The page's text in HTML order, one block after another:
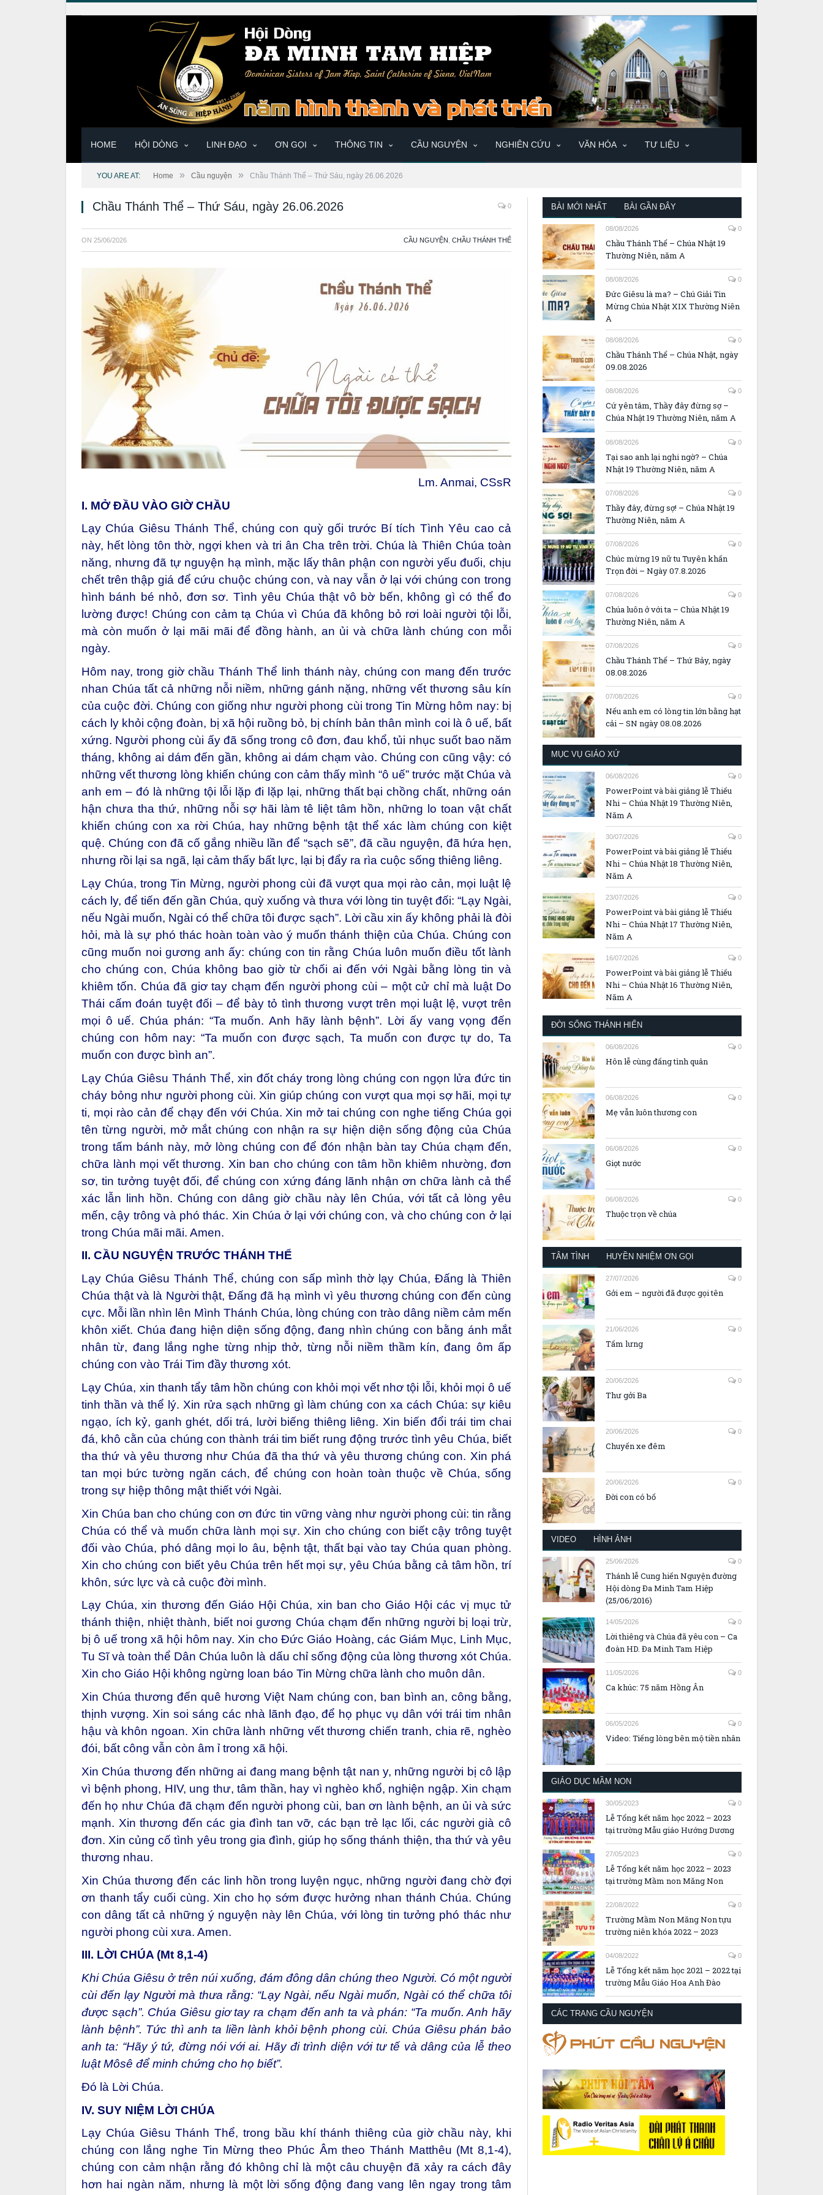
HOME HỘI DÒNG LINH ĐẠO ƠN GỌI THÔNG TIN CẦU NGUYỆN NGHIÊN CỨU VĂN HÓA TƯ LIỆU
YOU ARE AT: Home » Cầu nguyện » Chầu Thánh Thể – Thứ Sáu, ngày 26.06.2026
Chầu Thánh Thể – Thứ Sáu, ngày 26.06.2026 0
ON 25/06/2026 CẦU NGUYỆN CHẦU THÁNH THỂ
Lm. Anmai, CSsR
I. MỞ ĐẦU VÀO GIỜ CHẦU
Lạy Chúa Giêsu Thánh Thể, chúng con quỳ gối trước Bí tích Tình Yêu cao cả
này, hết lòng tôn thờ, ngợi khen và tri ân Cha trên trời. Chúa là Thiên Chúa toàn
năng, nhưng đã tự nguyện hạ mình, mặc lấy thân phận con người yếu đuối, chịu
chết trên thập giá để cứu chuộc chúng con, và nay vẫn ở lại với chúng con trong
hình bánh bé nhỏ, đơn sơ. Tình yêu Chúa thật vô bờ bến, không gì có thể đo
lường được! Chúng con cảm tạ Chúa vì Chúa đã không bỏ rơi loài người tội lỗi,
mà còn muốn ở lại mãi mãi để đồng hành, an ủi và chữa lành chúng con mỗi
ngày.
Hôm nay, trong giờ chầu Thánh Thể linh thánh này, chúng con mang đến trước
nhan Chúa tất cả những nỗi niềm, những gánh nặng, những vết thương sâu kín
của cuộc đời. Chúng con giống như người phong cùi trong Tin Mừng hôm nay: bị
cách ly khỏi cộng đoàn, bị xã hội ruồng bỏ, bị chính bản thân mình coi là ô uế, bất
xứng. Người phong cùi ấy đã sống trong cô đơn, đau khổ, tủi nhục suốt bao năm
tháng, không ai dám đến gần, không ai dám chạm vào. Chúng con cũng vậy: có
những vết thương lòng khiến chúng con cảm thấy mình “ô uế” trước mặt Chúa và
anh em – đó là những tội lỗi lặp đi lặp lại, những thất bại chồng chất, những oán
hận chưa tha thứ, những nỗi sợ hãi làm tê liệt tâm hồn, những lo toan vật chất
khiến chúng con xa rời Chúa, hay những bệnh tật thể xác làm chúng con kiệt
quệ. Chúng con đã cố gắng nhiều lần để “sạch sẽ”, đã cầu nguyện, đã hứa hẹn,
nhưng rồi lại sa ngã, lại cảm thấy bất lực, lại bị đẩy ra rìa cuộc sống thiêng liêng.
Lạy Chúa, trong Tin Mừng, người phong cùi đã vượt qua mọi rào cản, mọi luật lệ
cách ly, để tiến đến gần Chúa, quỳ xuống và thưa với lòng tin tuyệt đối: “Lạy Ngài,
nếu Ngài muốn, Ngài có thể chữa tôi được sạch”. Lời cầu xin ấy không phải là đòi
hỏi, mà là sự phó thác hoàn toàn vào ý muốn thánh thiện của Chúa. Chúng con
cũng muốn noi gương anh ấy: chúng con tin rằng Chúa luôn muốn điều tốt lành
cho chúng con, Chúa không bao giờ từ chối ai đến với Ngài bằng lòng tin và
khiêm tốn. Chúa đã giơ tay chạm đến người phong cùi – một cử chỉ mà luật Do
Thái cấm đoán tuyệt đối – để bày tỏ tình thương vượt trên mọi luật lệ, vượt trên
mọi ô uế. Chúa phán: “Ta muốn. Anh hãy lành bệnh”. Lời ấy vang vọng đến
chúng con hôm nay: “Ta muốn con được sạch, Ta muốn con được tự do, Ta
muốn con được bình an”.
Lạy Chúa Giêsu Thánh Thể, xin đốt cháy trong lòng chúng con ngọn lửa đức tin
cháy bỏng như người phong cùi. Xin giúp chúng con vượt qua mọi sợ hãi, mọi tự
ti, mọi rào cản để chạy đến với Chúa. Xin mở tai chúng con nghe tiếng Chúa gọi
tên từng người, mở mắt chúng con nhận ra sự hiện diện sống động của Chúa
trong tấm bánh này, mở lòng chúng con để đón nhận bàn tay Chúa chạm đến,
chữa lành mọi vết thương. Xin ban cho chúng con tâm hồn khiêm nhường, đơn
sơ, tin tưởng tuyệt đối, để chúng con xứng đáng lãnh nhận ơn chữa lành cả thể
xác lẫn linh hồn. Chúng con dâng giờ chầu này lên Chúa, với tất cả lòng yêu
mến, cậy trông và phó thác. Xin Chúa ở lại với chúng con, và cho chúng con ở lại
trong Chúa mãi mãi. Amen.
II. CẦU NGUYỆN TRƯỚC THÁNH THỂ
Lạy Chúa Giêsu Thánh Thể, chúng con sấp mình thờ lạy Chúa, Đấng là Thiên
Chúa thật và là Người thật, Đấng đã hạ mình vì yêu thương chúng con đến cùng
cực. Mỗi lần nhìn lên Mình Thánh Chúa, lòng chúng con trào dâng niềm cảm mến
khôn xiết. Chúa đang hiện diện sống động, đang nhìn chúng con bằng ánh mắt
nhân từ, đang lắng nghe từng nhịp thở, từng nỗi niềm thầm kín, đang ôm ấp
chúng con vào Trái Tim đầy thương xót.
Lạy Chúa, xin thanh tẩy tâm hồn chúng con khỏi mọi vết nhơ tội lỗi, khỏi mọi ô uế
tinh thần và thể lý. Xin rửa sạch những gì làm chúng con xa cách Chúa: sự kiêu
ngạo, ích kỷ, ganh ghét, dối trá, lười biếng thiêng liêng. Xin biến đổi trái tim chai
đá, khô cằn của chúng con thành trái tim biết rung động trước tình yêu Chúa, biết
tha thứ và yêu thương như Chúa đã tha thứ và yêu thương chúng con. Xin phá
tan mọi bức tường ngăn cách, để chúng con hoàn toàn thuộc về Chúa, sống
trong sự hiệp thông mật thiết với Ngài.
Xin Chúa ban cho chúng con ơn đức tin vững vàng như người phong cùi: tin rằng
Chúa có thể và muốn chữa lành mọi sự. Xin cho chúng con biết cậy trông tuyệt
đối vào Chúa, phó dâng mọi lo âu, bệnh tật, thất bại vào tay Chúa quan phòng.
Xin cho chúng con biết yêu Chúa trên hết mọi sự, yêu Chúa bằng cả tâm hồn, trí
khôn, sức lực và cả cuộc đời mình.
Lạy Chúa, xin thương đến Giáo Hội Chúa, xin ban cho Giáo Hội các vị mục tử
thánh thiện, nhiệt thành, biết noi gương Chúa chạm đến những người bị loại trừ,
bị ô uế trong xã hội hôm nay. Xin cho Đức Giáo Hoàng, các Giám Mục, Linh Mục,
Tu Sĩ và toàn thể Dân Chúa luôn là dấu chỉ sống động của lòng thương xót Chúa.
Xin cho Giáo Hội không ngừng loan báo Tin Mừng chữa lành cho muôn dân.
Xin Chúa thương đến quê hương Việt Nam chúng con, ban bình an, công bằng,
thịnh vượng. Xin soi sáng các nhà lãnh đạo, để họ phục vụ dân với trái tim nhân
hậu và khôn ngoan. Xin chữa lành những vết thương chiến tranh, chia rẽ, nghèo
đói, bất công vẫn còn âm ỉ trong xã hội.
Xin Chúa thương đến những ai đang mang bệnh tật nan y, những người bị cô lập
vì bệnh phong, HIV, ung thư, tâm thần, hay vì nghèo khổ, nghiện ngập. Xin chạm
đến họ như Chúa đã chạm đến người phong cùi, ban ơn lành bệnh, an ủi và sức
mạnh. Xin thương đến các gia đình tan vỡ, các bạn trẻ lạc lối, các người già cô
đơn. Xin củng cố tình yêu trong gia đình, giúp họ sống thánh thiện, tha thứ và yêu
thương nhau.
Xin Chúa thương đến các linh hồn trong luyện ngục, những người đang chờ đợi
ơn thanh tẩy cuối cùng. Xin cho họ sớm được hưởng nhan thánh Chúa. Chúng
con dâng tất cả những ý nguyện này lên Chúa, với lòng tin tưởng phó thác như
người phong cùi xưa. Amen.
III. LỜI CHÚA (Mt 8,1-4)
Khi Chúa Giêsu ở trên núi xuống, đám đông dân chúng theo Người. Có một người
cùi đến lạy Người mà thưa rằng: “Lạy Ngài, nếu Ngài muốn, Ngài có thể chữa tôi
được sạch”. Chúa Giêsu giơ tay ra chạm đến anh ta và phán: “Ta muốn. Anh hãy
lành bệnh”. Tức thì anh ta liền lành khỏi bệnh phong cùi. Chúa Giêsu phán bảo
anh ta: “Hãy ý tứ, đừng nói với ai. Hãy đi trình diện với tư tế và dâng của lễ theo
luật Môsê để minh chứng cho họ biết”.
Đó là Lời Chúa.
IV. SUY NIỆM LỜI CHÚA
Lạy Chúa Giêsu Thánh Thể, trong bầu khí thánh thiêng của giờ chầu này, khi
chúng con lắng nghe Tin Mừng theo Phúc Âm theo Thánh Matthêu (Mt 8,1-4),
chúng con cảm nhận rằng đó không chỉ là một câu chuyện đã xảy ra cách đây
hơn hai ngàn năm, nhưng là một lời sống động đang vang lên ngay trong tâm
BÀI MỚI NHẤT BÀI GẦN ĐÂY
08/08/2026 0
Chầu Thánh Thể – Chúa Nhật 19
Thường Niên, năm A
08/08/2026 0
Đức Giêsu là ma? – Chú Giải Tin
Mừng Chúa Nhật XIX Thường Niên
A
08/08/2026 0
Chầu Thánh Thể – Chúa Nhật, ngày
09.08.2026
08/08/2026 0
Cứ yên tâm, Thầy đây đừng sợ –
Chúa Nhật 19 Thường Niên, năm A
08/08/2026 0
Tại sao anh lại nghi ngờ? – Chúa
Nhật 19 Thường Niên, năm A
07/08/2026 0
Thầy đây, đừng sợ! – Chúa Nhật 19
Thường Niên, năm A
07/08/2026 0
Chúc mừng 19 nữ tu Tuyên khấn
Trọn đời – Ngày 07.8.2026
07/08/2026 0
Chúa luôn ở với ta – Chúa Nhật 19
Thường Niên, năm A
07/08/2026 0
Chầu Thánh Thể – Thứ Bảy, ngày
08.08.2026
07/08/2026 0
Nếu anh em có lòng tin lớn bằng hạt
cải – SN ngày 08.08.2026
MỤC VỤ GIÁO XỨ
06/08/2026 0
PowerPoint và bài giảng lễ Thiếu
Nhi – Chúa Nhật 19 Thường Niên,
Năm A
30/07/2026 0
PowerPoint và bài giảng lễ Thiếu
Nhi – Chúa Nhật 18 Thường Niên,
Năm A
23/07/2026 0
PowerPoint và bài giảng lễ Thiếu
Nhi – Chúa Nhật 17 Thường Niên,
Năm A
16/07/2026 0
PowerPoint và bài giảng lễ Thiếu
Nhi – Chúa Nhật 16 Thường Niên,
Năm A
ĐỜI SỐNG THÁNH HIẾN
06/08/2026 0
Hôn lễ cùng đấng tình quân
06/08/2026 0
Mẹ vẫn luôn thương con
06/08/2026 0
Giọt nước
06/08/2026 0
Thuộc trọn về chúa
TÂM TÌNH HUYỀN NHIỆM ƠN GỌI
27/07/2026 0
Gởi em – người đã được gọi tên
21/06/2026 0
Tấm lưng
20/06/2026 0
Thư gởi Ba
20/06/2026 0
Chuyến xe đêm
20/06/2026 0
Đời con có bố
VIDEO HÌNH ẢNH
25/06/2026 0
Thánh lễ Cung hiến Nguyện đường
Hội dòng Đa Minh Tam Hiệp
(25/06/2016)
14/05/2026 0
Lời thiêng và Chúa đã yêu con – Ca
đoàn HD. Đa Minh Tam Hiệp
11/05/2026 0
Ca khúc: 75 năm Hồng Ân
06/05/2026 0
Video: Tiếng lòng bên mộ tiền nhân
GIÁO DỤC MẦM NON
30/05/2023 0
Lễ Tổng kết năm học 2022 – 2023
tại trường Mẫu giáo Hướng Dương
27/05/2023 0
Lễ Tổng kết năm học 2022 – 2023
tại trường Mầm non Măng Non
22/08/2022 0
Trường Mầm Non Măng Non tựu
trường niên khóa 2022 – 2023
04/08/2022 0
Lễ Tổng kết năm học 2021 – 2022 tại
trường Mẫu Giáo Hoa Anh Đào
CÁC TRANG CẦU NGUYỆN